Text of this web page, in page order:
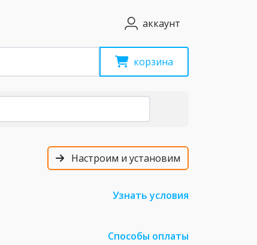
аккаунт
корзина
Настроим и установим
Узнать условия
Способы оплаты